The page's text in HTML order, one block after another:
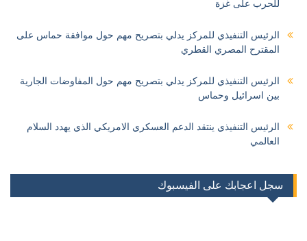
للحرب على غزة
الرئيس التنفيذي للمركز يدلي بتصريح مهم حول موافقة حماس على
المقترح المصري القطري
الرئيس التنفيذي للمركز يدلي بتصريح مهم حول المفاوضات الجارية
بين اسرائيل وحماس
الرئيس التنفيذي ينتقد الدعم العسكري الامريكي الذي يهدد السلام
العالمي
سجل اعجابك على الفيسبوك